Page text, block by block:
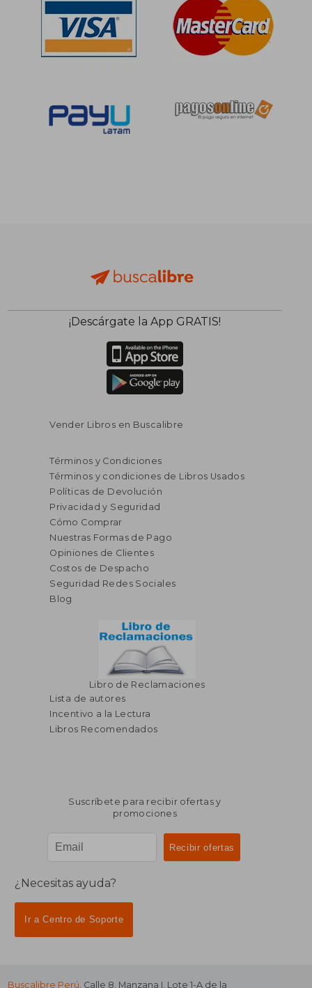
¡Descárgate la App GRATIS!
Vender Libros en Buscalibre
Términos y Condiciones
Términos y condiciones de Libros Usados
Políticas de Devolución
Privacidad y Seguridad
Cómo Comprar
Nuestras Formas de Pago
Opiniones de Clientes
Costos de Despacho
Seguridad Redes Sociales
Blog
Libro de Reclamaciones
Lista de autores
Incentivo a la Lectura
Libros Recomendados
Suscríbete para recibir ofertas y
promociones
¿Necesitas ayuda?
Ir a Centro de Soporte
Buscalibre Perú . Calle 8, Manzana I, Lote 1-A de la